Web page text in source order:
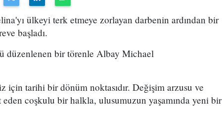
ülkeyi terk etmeye zorlayan darbenin ardından bir
başladı.
düzenlenen bir törenle Albay Michael
için tarihi bir dönüm noktasıdır. Değişim arzusu ve
coşkulu bir halkla, ulusumuzun yaşamında yeni bir